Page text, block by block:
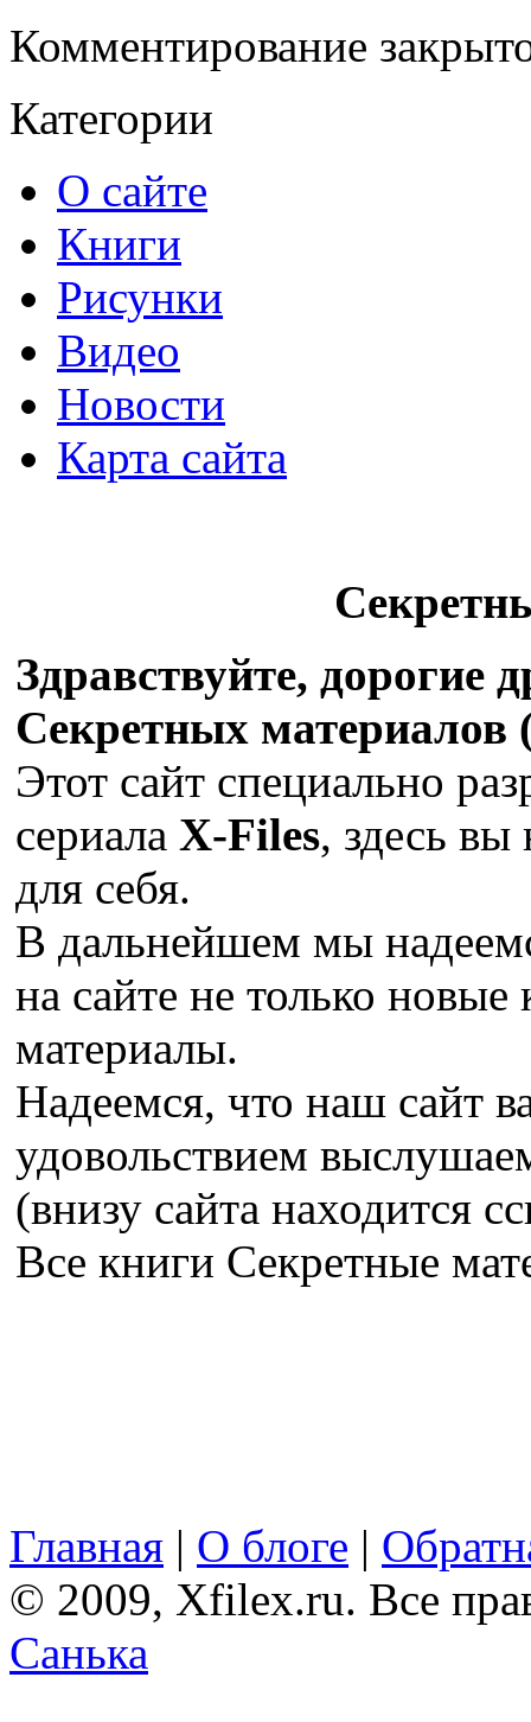
Комментирование
Категории
О сайте
Книги
Рисунки
Видео
Новости
Карта сайта
Здравствуйте, дорогие
Секретных материалов
Этот сайт специально
сериала X-Files, здесь вы
для себя.
В дальнейшем мы
на сайте не только
материалы.
Надеемся, что наш сайт
удовольствием
(внизу сайта находится
Все книги Секретные
Главная | О блоге |
© 2009, Xfilex.ru. Все
Санька